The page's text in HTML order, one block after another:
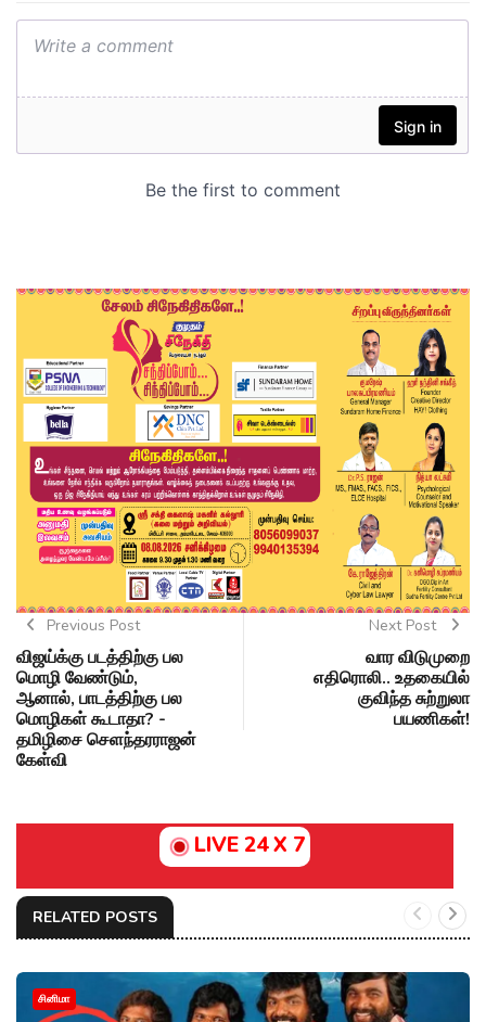
Previous Post
விஜய்க்கு படத்திற்கு பல
மொழி வேண்டும்,
ஆனால், பாடத்திற்கு பல
மொழிகள் கூடாதா? -
தமிழிசை செளந்தரராஜன்
கேள்வி
Next Post
வார விடுமுறை
எதிரொலி.. உதகையில்
குவிந்த சுற்றுலா
பயணிகள்!
LIVE 24 X 7
RELATED POSTS
சினிமா